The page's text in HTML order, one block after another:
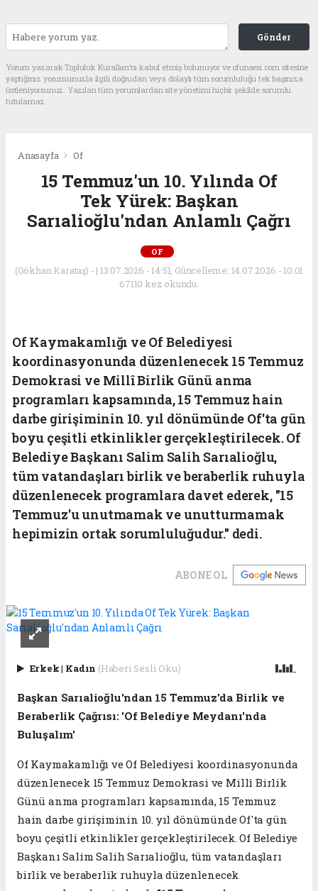
Gönder
Yorum yazarak Topluluk Kuralları’nı kabul etmiş bulunuyor ve ofunsesi.com sitesine
yaptığınız yorumunuzla ilgili doğrudan veya dolaylı tüm sorumluluğu tek başınıza
üstleniyorsunuz. Yazılan tüm yorumlardan site yönetimi hiçbir şekilde sorumlu
tutulamaz.
Anasayfa Of
15 Temmuz'un 10. Yılında Of
Tek Yürek: Başkan
Sarıalioğlu'ndan Anlamlı Çağrı
OF
(Gökhan Karataş) - | 13.07.2026 - 14:51, Güncelleme: 14.07.2026 - 10:01
67110 kez okundu.
Of Kaymakamlığı ve Of Belediyesi
koordinasyonunda düzenlenecek 15 Temmuz
Demokrasi ve Millî Birlik Günü anma
programları kapsamında, 15 Temmuz hain
darbe girişiminin 10. yıl dönümünde Of'ta gün
boyu çeşitli etkinlikler gerçekleştirilecek. Of
Belediye Başkanı Salim Salih Sarıalioğlu,
tüm vatandaşları birlik ve beraberlik ruhuyla
düzenlenecek programlara davet ederek, "15
Temmuz'u unutmamak ve unutturmamak
hepimizin ortak sorumluluğudur." dedi.
ABONE OL
Erkek| Kadın (Haberi Sesli Oku)
Başkan Sarıalioğlu'ndan 15 Temmuz'da Birlik ve
Beraberlik Çağrısı: 'Of Belediye Meydanı'nda
Buluşalım'
Of Kaymakamlığı ve Of Belediyesi koordinasyonunda
düzenlenecek 15 Temmuz Demokrasi ve Millî Birlik
Günü anma programları kapsamında, 15 Temmuz
hain darbe girişiminin 10. yıl dönümünde Of'ta gün
boyu çeşitli etkinlikler gerçekleştirilecek. Of Belediye
Başkanı Salim Salih Sarıalioğlu, tüm vatandaşları
birlik ve beraberlik ruhuyla düzenlenecek